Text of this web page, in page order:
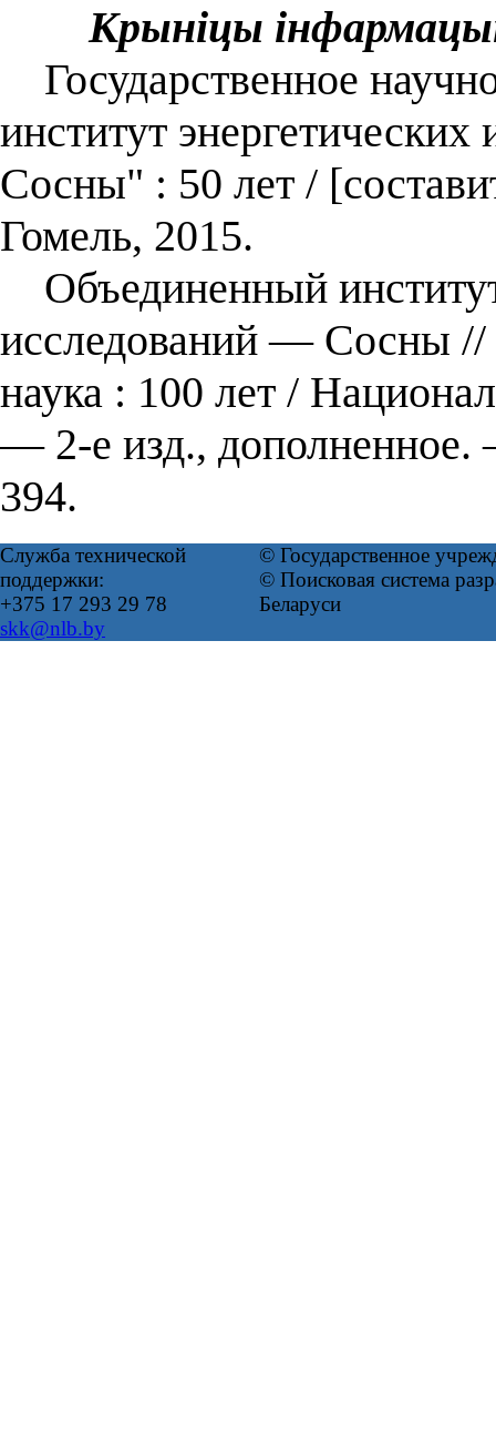
Крыніцы
Государственное
институт
Сосны" : 50 лет /
Гомель, 2015.
Объединенный
исследований — Сосны //
наука : 100 лет /
— 2-е изд.,
394.
Служба технической
поддержки:
+375 17 293 29 78
skk@nlb.by
© Государственное
© Поисковая система
Беларуси